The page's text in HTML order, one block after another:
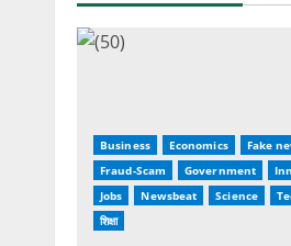
Business Economics
Fake
Fraud-Scam
Government
Jobs
Newsbeat Science
शिक्षा